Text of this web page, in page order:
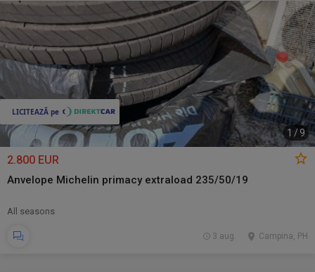
1 /9
2.800 EUR
Anvelope Michelin primacy extraload 235/50/19
All seasons
Campina, PH
3 aug.